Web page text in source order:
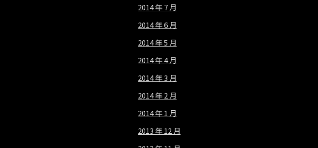
2014 年 7 月
2014 年 6 月
2014 年 5 月
2014 年 4 月
2014 年 3 月
2014 年 2 月
2014 年 1 月
2013 年 12 月